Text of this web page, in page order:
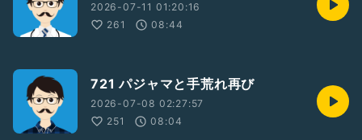
2026-07-11 01:20:16
261
08:44
721 パジャマと手荒れ再び
2026-07-08 02:27:57
251
08:04